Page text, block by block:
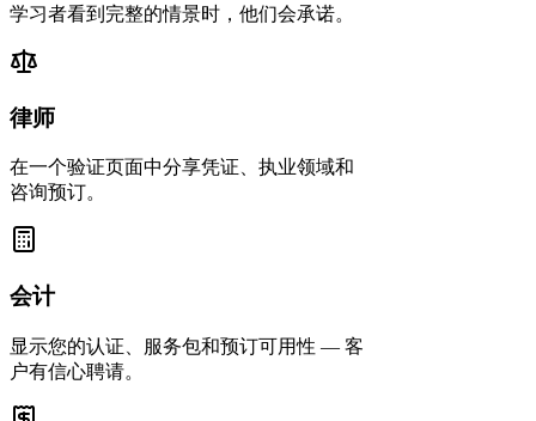
学习者看到完整的情景时，他们会承诺。
律师
在一个验证页面中分享凭证、执业领域和
咨询预订。
会计
显示您的认证、服务包和预订可用性 — 客
户有信心聘请。